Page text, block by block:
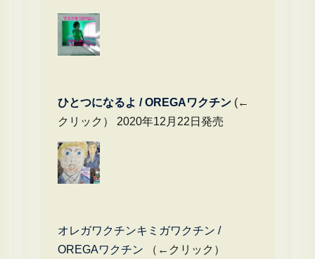
ひとつになるよ / OREGAワクチン(←
クリック） 2020年12月22日発売
オレガワクチンキミガワクチン /
OREGAワクチン （←クリック）